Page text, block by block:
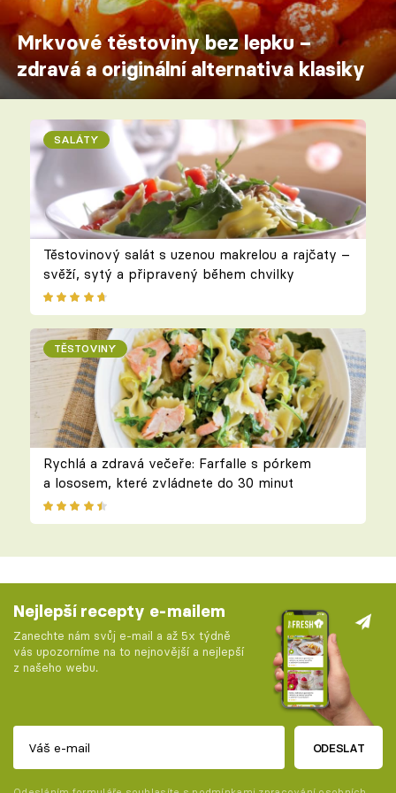
Mrkvové těstoviny bez lepku –
zdravá a originální alternativa klasiky
SALÁTY
Těstovinový salát s uzenou makrelou a rajčaty –
svěží, sytý a připravený během chvilky
TĚSTOVINY
Rychlá a zdravá večeře: Farfalle s pórkem
a lososem, které zvládnete do 30 minut
Nejlepší recepty e-mailem
Zanechte nám svůj e-mail a až 5x týdně
vás upozorníme na to nejnovější a nejlepší
z našeho webu.
ODESLAT